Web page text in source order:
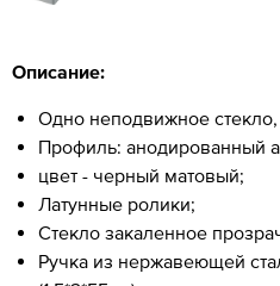
Описание:
Одно неподвижное
Профиль: анодированный
цвет - черный матовый;
Латунные ролики;
Стекло закаленное
Ручка из нержавеющей